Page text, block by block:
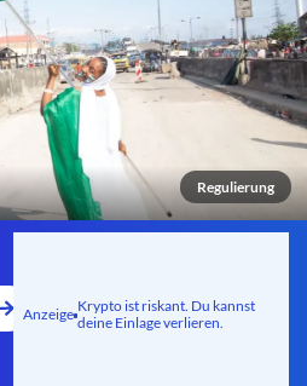
Regulierung
Anzeige Krypto ist riskant. Du kannst
deine Einlage verlieren.